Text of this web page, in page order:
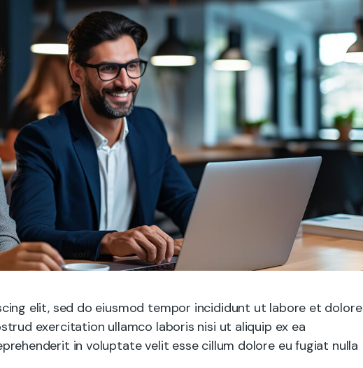
elit, sed do eiusmod tempor incididunt ut labore et dolore
exercitation ullamco laboris nisi ut aliquip ex ea
in voluptate velit esse cillum dolore eu fugiat nulla